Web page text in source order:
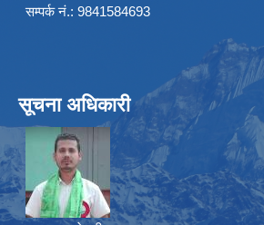
सम्पर्क नं.: 9841584693
सूचना अधिकारी